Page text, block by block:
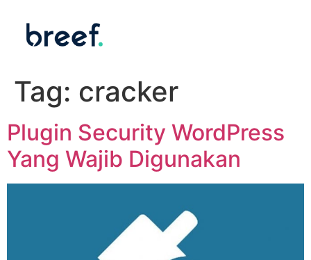
Tag: cracker
Plugin Security WordPress
Yang Wajib Digunakan